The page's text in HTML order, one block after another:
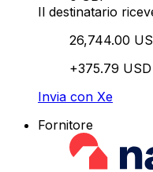
Il destinatario
26,744.00
+375.79 USD
Invia con Xe
Fornitore